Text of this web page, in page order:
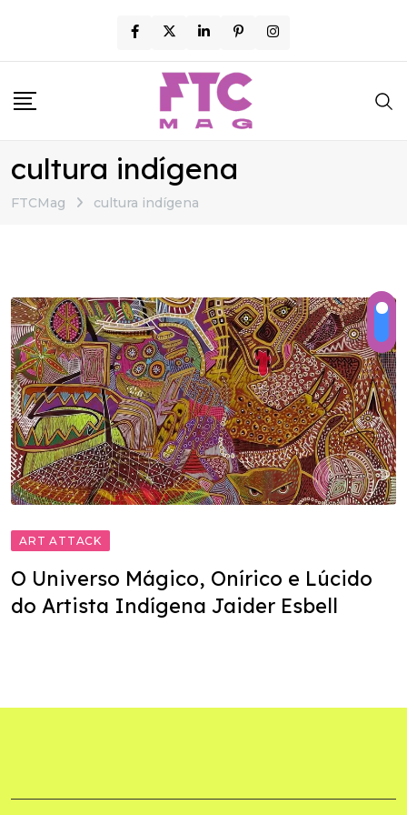
content
cultura indígena
FTCMag cultura indígena
ART ATTACK
O Universo Mágico, Onírico e Lúcido
do Artista Indígena Jaider Esbell